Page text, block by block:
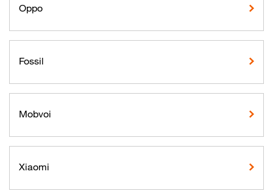
Oppo
Fossil
Mobvoi
Xiaomi